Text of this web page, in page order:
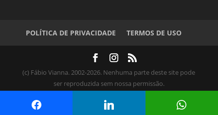
POLÍTICA DE PRIVACIDADE TERMOS DE USO
(c) Fábio Vianna. 2002-2026. Nenhuma parte deste site pode
ser reproduzida sem nossa permissão.
CNPJ: 18.176.927/0001-42